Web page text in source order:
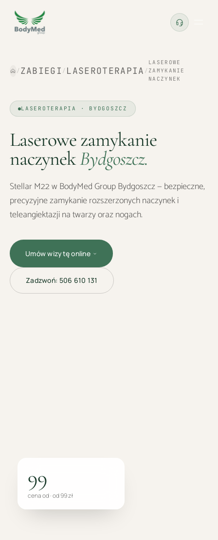
/ ZABIEGI / LASEROTERAPIA /
LASEROWE
ZAMYKANIE
NACZYNEK
LASEROTERAPIA · BYDGOSZCZ
Laserowe zamykanie
naczynekBydgoszcz.
Stellar M22 w BodyMed Group Bydgoszcz — bezpieczne,
precyzyjne zamykanie rozszerzonych naczynek i
teleangiektazji na twarzy oraz nogach.
Umów wizytę online
Zadzwoń: 506 610 131
99
cena od · od 99 zł